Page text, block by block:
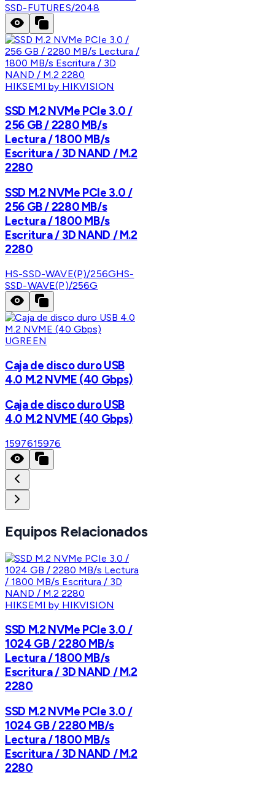
SSD-FUTURES/2048
HIKSEMI by HIKVISION
SSD M.2 NVMe PCIe 3.0 /
256 GB / 2280 MB/s
Lectura / 1800 MB/s
Escritura / 3D NAND / M.2
2280
SSD M.2 NVMe PCIe 3.0 /
256 GB / 2280 MB/s
Lectura / 1800 MB/s
Escritura / 3D NAND / M.2
2280
HS-SSD-WAVE(P)/256GHS-
SSD-WAVE(P)/256G
UGREEN
Caja de disco duro USB
4.0 M.2 NVME (40 Gbps)
Caja de disco duro USB
4.0 M.2 NVME (40 Gbps)
1597615976
Equipos Relacionados
HIKSEMI by HIKVISION
SSD M.2 NVMe PCIe 3.0 /
1024 GB / 2280 MB/s
Lectura / 1800 MB/s
Escritura / 3D NAND / M.2
2280
SSD M.2 NVMe PCIe 3.0 /
1024 GB / 2280 MB/s
Lectura / 1800 MB/s
Escritura / 3D NAND / M.2
2280